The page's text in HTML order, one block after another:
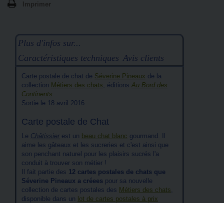
Imprimer
Plus d'infos sur...
Caractéristiques techniques Avis clients
Carte postale de chat de Séverine Pineaux de la
collection Métiers des chats, éditions Au Bord des
Continents.
Sortie le 18 avril 2016.
Carte postale de Chat
Le Châtissierest un beau chat blanc gourmand. Il
aime les gâteaux et les sucreries et c'est ainsi que
son penchant naturel pour les plaisirs sucrés l'a
conduit à trouver son métier !
Il fait partie des 12 cartes postales de chats que
Séverine Pineaux a créees pour sa nouvelle
collection de cartes postales des Métiers des chats,
disponible dans un lot de cartes postales à prix